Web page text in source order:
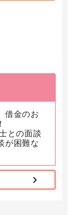
借金のお
との面談
が困難な